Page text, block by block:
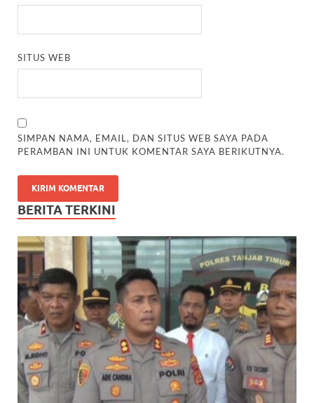
SITUS WEB
SIMPAN NAMA, EMAIL, DAN SITUS WEB SAYA PADA
PERAMBAN INI UNTUK KOMENTAR SAYA BERIKUTNYA.
BERITA TERKINI